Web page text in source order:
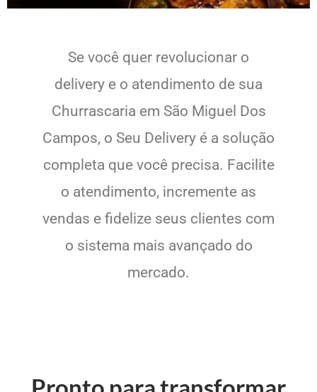
Se você quer revolucionar o
delivery e o atendimento de sua
Churrascaria em São Miguel Dos
Campos, o Seu Delivery é a solução
completa que você precisa. Facilite
o atendimento, incremente as
vendas e fidelize seus clientes com
o sistema mais avançado do
mercado.